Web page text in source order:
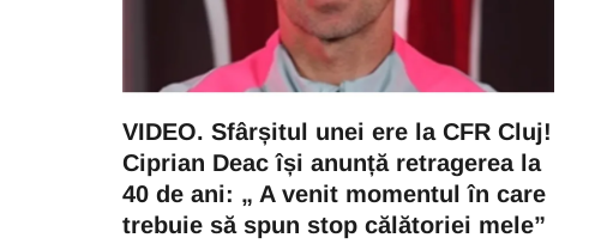
VIDEO. Sfârșitul unei ere la CFR Cluj!
Ciprian Deac își anunță retragerea la
40 de ani: „ A venit momentul în care
trebuie să spun stop călătoriei mele”